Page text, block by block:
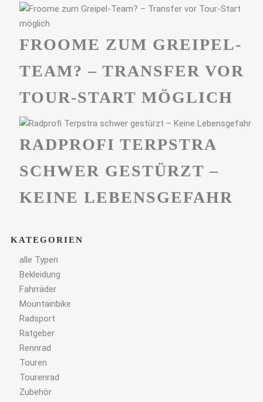
FROOME ZUM GREIPEL-
TEAM? – TRANSFER VOR
TOUR-START MÖGLICH
RADPROFI TERPSTRA
SCHWER GESTÜRZT –
KEINE LEBENSGEFAHR
KATEGORIEN
alle Typen
Bekleidung
Fahrräder
Mountainbike
Radsport
Ratgeber
Rennrad
Touren
Tourenrad
Zubehör